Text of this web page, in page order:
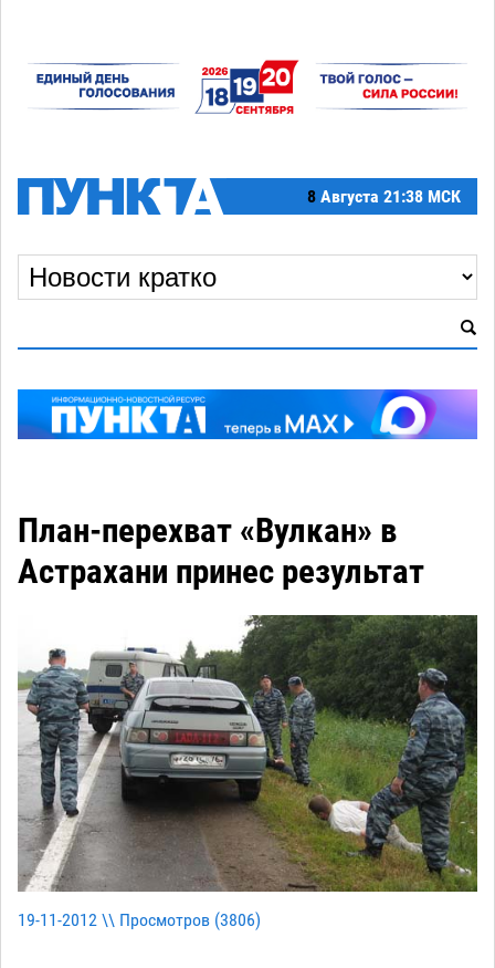
8 Августа 21:38 МСК
План-перехват «Вулкан» в
Астрахани принес результат
19-11-2012 \\ Просмотров (3806)